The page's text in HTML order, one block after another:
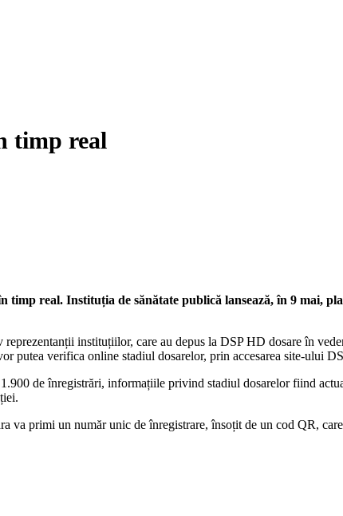
timp real
real. Instituția de sănătate publică lansează, în 9 mai,
instituțiilor, care au depus la DSP HD dosare în
putea verifica online stadiul dosarelor, prin accesarea site-ului
de înregistrări, informațiile privind stadiul dosarelor fiind
va primi un număr unic de înregistrare, însoțit de un cod QR,